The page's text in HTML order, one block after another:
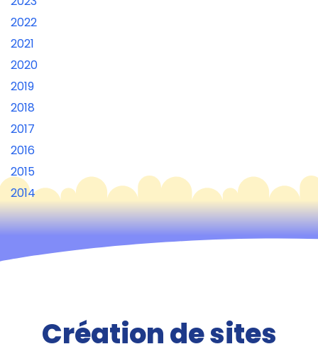
2022
2021
2020
2019
2018
2017
2016
2015
2014
Création de sites